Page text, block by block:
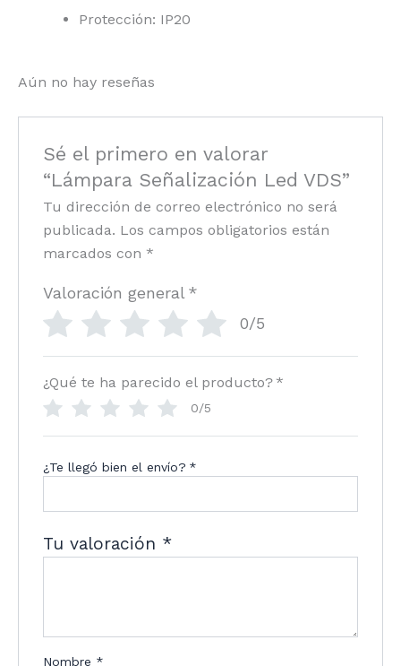
Protección: IP20
Aún no hay reseñas
Sé el primero en valorar
“Lámpara Señalización Led VDS”
Tu dirección de correo electrónico no será
publicada. Los campos obligatorios están
marcados con *
Valoración general *
0/5
¿Qué te ha parecido el producto?*
0/5
¿Te llegó bien el envío? *
Tu valoración *
Nombre *